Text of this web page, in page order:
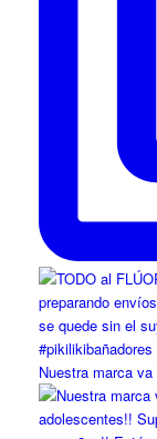
Nuestra marca